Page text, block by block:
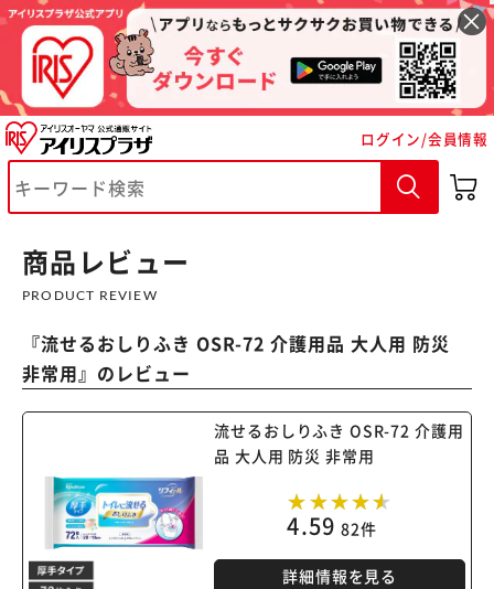
ログイン/会員情報
商品レビュー
PRODUCT REVIEW
『流せるおしりふき OSR-72 介護用品 大人用 防災
非常用』のレビュー
流せるおしりふき OSR-72 介護用
品 大人用 防災 非常用
4.59 82件
詳細情報を見る
※ご確認ください
カートに入れる 購入手続きへ